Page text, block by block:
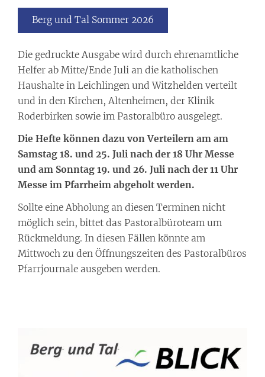
Berg und Tal Sommer 2026
Die gedruckte Ausgabe wird durch ehrenamtliche
Helfer ab Mitte/Ende Juli an die katholischen
Haushalte in Leichlingen und Witzhelden verteilt
und in den Kirchen, Altenheimen, der Klinik
Roderbirken sowie im Pastoralbüro ausgelegt.
Die Hefte können dazu von Verteilern am am
Samstag 18. und 25. Juli nach der 18 Uhr Messe
und am Sonntag 19. und 26. Juli nach der 11 Uhr
Messe im Pfarrheim abgeholt werden.
Sollte eine Abholung an diesen Terminen nicht
möglich sein, bittet das Pastoralbüroteam um
Rückmeldung. In diesen Fällen könnte am
Mittwoch zu den Öffnungszeiten des Pastoralbüros
Pfarrjournale ausgeben werden.